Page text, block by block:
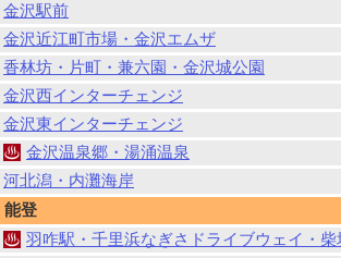
金沢駅前
金沢近江町市場・金沢エムザ
香林坊・片町・兼六園・金沢城公園
金沢西インターチェンジ
金沢東インターチェンジ
金沢温泉郷・湯涌温泉
河北潟・内灘海岸
能登
羽咋駅・千里浜なぎさドライブウェイ・柴